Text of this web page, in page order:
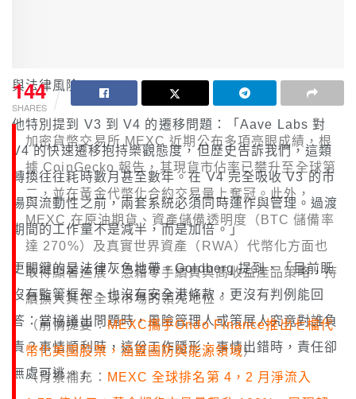
與法律風險。
他特別提到 V3 到 V4 的遷移問題：「Aave Labs 對
V4 的快速遷移抱持樂觀態度，但歷史告訴我們，這類
轉換往往耗時數月甚至數年。在 V4 完全吸收 V3 的市
場與流動性之前，兩套系統必須同時運作與管理。過渡
期間的工作量不是減半，而是加倍。」
更關鍵的是法律灰色地帶。Goldberg 提到，「目前既
沒有監管框架、也沒有安全港條款，更沒有判例能回
答：當協議出問題時，風險管理人或策展人究竟對誰負
責？事情順利時，這份工作隱形；事情出錯時，責任卻
無處可逃。」
144
SHARES
加密貨幣交易所 MEXC 近期公布多項亮眼成績，根
據 CoinGecko 報告，其現貨市佔率已攀升至全球第
二，並在黃金代幣化合約交易量上奪冠。此外，
MEXC 在原油期貨、資產儲備透明度（BTC 儲備率
達 270%）及真實世界資產（RWA）代幣化方面也
取得顯著進展，憑藉零手續費與高收益產品策略，持
續擴大其在全球市場的領先地位。
（前情提要：MEXC攜手Ondo Finance推出七檔代
幣化美國股票，涵蓋國防與能源領域）
（背景補充： MEXC 全球排名第 4，2 月淨流入